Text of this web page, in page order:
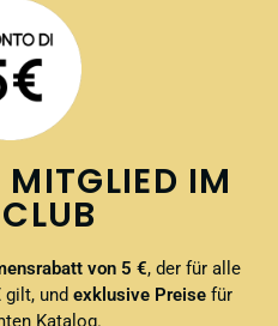
MITGLIED IM
von 5 €, der für alle
gilt, und exklusive Preisefür
Katalog.